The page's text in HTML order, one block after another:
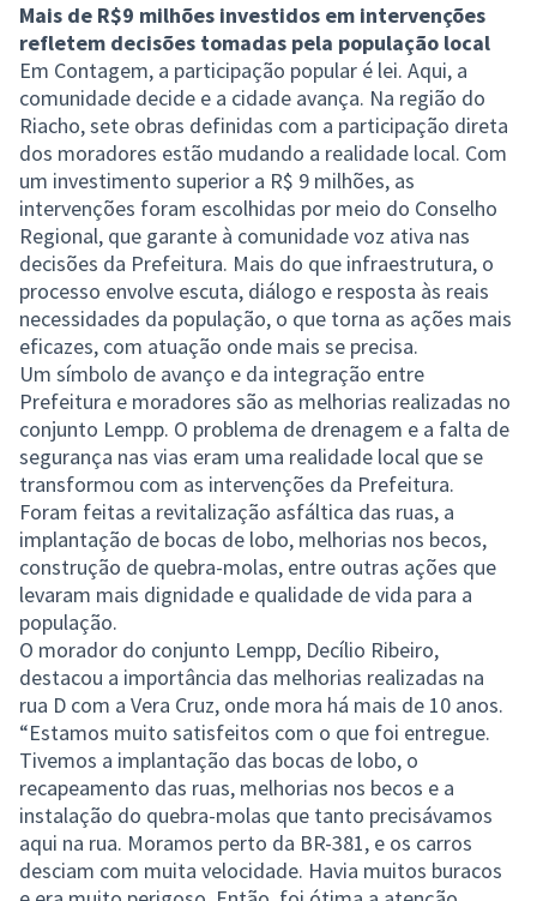
Mais de R$9 milhões investidos em intervenções
refletem decisões tomadas pela população local
Em Contagem, a participação popular é lei. Aqui, a
comunidade decide e a cidade avança. Na região do
Riacho, sete obras definidas com a participação direta
dos moradores estão mudando a realidade local. Com
um investimento superior a R$ 9 milhões, as
intervenções foram escolhidas por meio do Conselho
Regional, que garante à comunidade voz ativa nas
decisões da Prefeitura. Mais do que infraestrutura, o
processo envolve escuta, diálogo e resposta às reais
necessidades da população, o que torna as ações mais
eficazes, com atuação onde mais se precisa.
Um símbolo de avanço e da integração entre
Prefeitura e moradores são as melhorias realizadas no
conjunto Lempp. O problema de drenagem e a falta de
segurança nas vias eram uma realidade local que se
transformou com as intervenções da Prefeitura.
Foram feitas a revitalização asfáltica das ruas, a
implantação de bocas de lobo, melhorias nos becos,
construção de quebra-molas, entre outras ações que
levaram mais dignidade e qualidade de vida para a
população.
O morador do conjunto Lempp, Decílio Ribeiro,
destacou a importância das melhorias realizadas na
rua D com a Vera Cruz, onde mora há mais de 10 anos.
“Estamos muito satisfeitos com o que foi entregue.
Tivemos a implantação das bocas de lobo, o
recapeamento das ruas, melhorias nos becos e a
instalação do quebra-molas que tanto precisávamos
aqui na rua. Moramos perto da BR-381, e os carros
desciam com muita velocidade. Havia muitos buracos